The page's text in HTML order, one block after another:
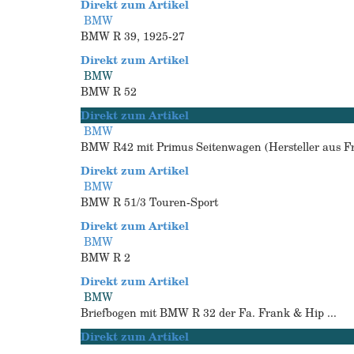
Direkt zum Artikel
BMW
BMW R 39, 1925-27
Direkt zum Artikel
BMW
BMW R 52
Direkt zum Artikel
BMW
BMW R42 mit Primus Seitenwagen (Hersteller aus
Direkt zum Artikel
BMW
BMW R 51/3 Touren-Sport
Direkt zum Artikel
BMW
BMW R 2
Direkt zum Artikel
BMW
Briefbogen mit BMW R 32 der Fa. Frank & Hip ...
Direkt zum Artikel